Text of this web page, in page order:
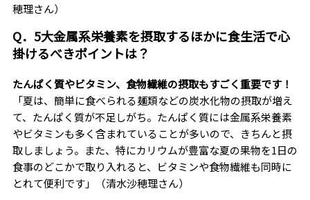
穂理さん）
Q．5大金属系栄養素を摂取するほかに食生活で心
掛けるべきポイントは？
たんぱく質やビタミン、食物繊維の摂取もすごく重要です！
「夏は、簡単に食べられる麺類などの炭水化物の摂取が増え
て、たんぱく質が不足しがち。たんぱく質には金属系栄養素
やビタミンも多く含まれていることが多いので、きちんと摂
取しましょう。また、特にカリウムが豊富な夏の果物を1日の
食事のどこかで取り入れると、ビタミンや食物繊維も同時に
とれて便利です」（清水沙穂理さん）